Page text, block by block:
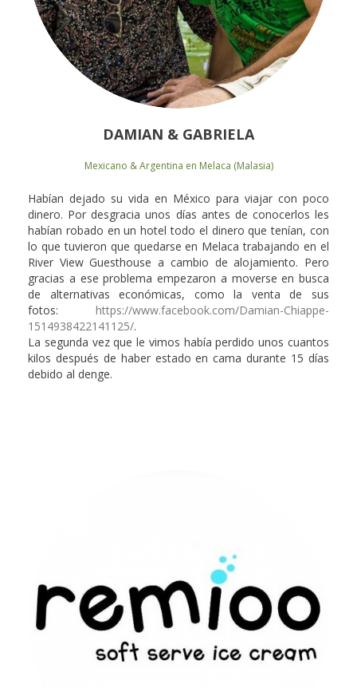
DAMIAN & GABRIELA
Mexicano & Argentina en Melaca (Malasia)
Habían dejado su vida en México para viajar con poco
dinero. Por desgracia unos días antes de conocerlos les
habían robado en un hotel todo el dinero que tenían, con
lo que tuvieron que quedarse en Melaca trabajando en el
River View Guesthouse a cambio de alojamiento. Pero
gracias a ese problema empezaron a moverse en busca
de alternativas económicas, como la venta de sus
fotos: https://www.facebook.com/Damian-Chiappe-
1514938422141125/.
La segunda vez que le vimos había perdido unos cuantos
kilos después de haber estado en cama durante 15 días
debido al denge.